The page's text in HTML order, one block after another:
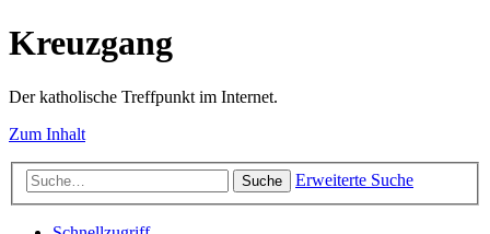
Kreuzgang
Der katholische Treffpunkt im Internet.
Zum Inhalt
Suche Erweiterte Suche